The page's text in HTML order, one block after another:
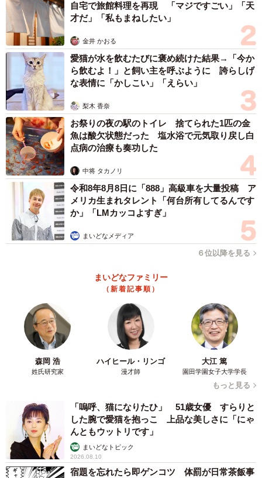
自宅で旅館料理を再現 「マジですごい」「天
才だ」「私もまねしたい」
金井 かおる
愛猫が水を飲むたびに褒め続けた結果→「今か
ら飲むよ！」と飼い主を呼ぶように 誇らしげ
な表情に「かしこい」「えらい」
梨木 香奈
お祭りの夜の駅のトイレ 捨てられた1匹の金
魚は酸欠状態だった 塩水浴で元気取り戻し白
点病の治療も奏功した
中将 タカノリ
令和8年8月8日に「888」高級車を大量投稿 ア
メリカ生まれタレント「何台所有してるんです
か」「LMカッコよすぎ」
まいどなメディア
６位以降を見る
まいどなファミリー
（新着記事順）
森岡 浩
姓氏研究家
ハイヒール・リンゴ
漫才師
大江 篤
園田学園女子大学学長
もっと見る
「嗚呼、猫になりたひ」 51歳女優 すらりと
した腕で愛猫を抱っこ 上品な美しさに「にゃ
んともウットリです」
まいどなトピック
2026.08.10
宿題を忘れたら即ゲンコツ 体罰が日常茶飯事